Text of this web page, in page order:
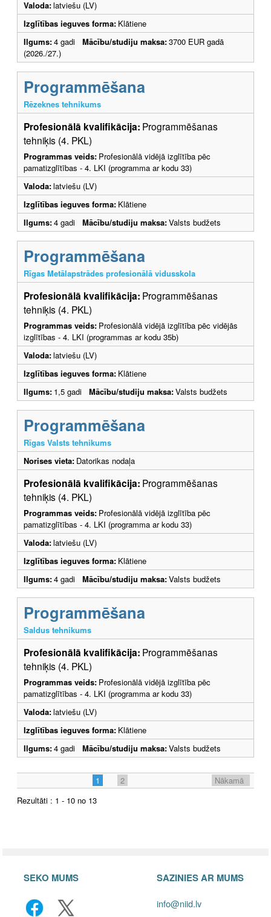
Valoda:latviešu (LV)
Izglītības ieguves forma: Klātiene
Ilgums:4 gadi Mācību/studiju maksa:3700 EUR gadā
(2026./27.)
Programmēšana
Rēzeknes tehnikums
Profesionālā kvalifikācija: Programmēšanas
tehniķis (4. PKL)
Programmas veids: Profesionālā vidējā izglītība pēc
pamatizglītības - 4. LKI (programma ar kodu 33)
Valoda:latviešu (LV)
Izglītības ieguves forma: Klātiene
Ilgums:4 gadi Mācību/studiju maksa:Valsts budžets
Programmēšana
Rīgas Metālapstrādes profesionālā vidusskola
Profesionālā kvalifikācija: Programmēšanas
tehniķis (4. PKL)
Programmas veids: Profesionālā vidējā izglītība pēc vidējās
izglītības - 4. LKI (programmas ar kodu 35b)
Valoda:latviešu (LV)
Izglītības ieguves forma: Klātiene
Ilgums: 1,5 gadi Mācību/studiju maksa:Valsts budžets
Programmēšana
Rīgas Valsts tehnikums
Norises vieta: Datorikas nodaļa
Profesionālā kvalifikācija: Programmēšanas
tehniķis (4. PKL)
Programmas veids: Profesionālā vidējā izglītība pēc
pamatizglītības - 4. LKI (programma ar kodu 33)
Valoda:latviešu (LV)
Izglītības ieguves forma: Klātiene
Ilgums:4 gadi Mācību/studiju maksa:Valsts budžets
Programmēšana
Saldus tehnikums
Profesionālā kvalifikācija: Programmēšanas
tehniķis (4. PKL)
Programmas veids: Profesionālā vidējā izglītība pēc
pamatizglītības - 4. LKI (programma ar kodu 33)
Valoda:latviešu (LV)
Izglītības ieguves forma: Klātiene
Ilgums:4 gadi Mācību/studiju maksa:Valsts budžets
1 2
Nākamā
Rezultāti : 1 - 10 no 13
SEKO MUMS SAZINIES AR MUMS
info@niid.lv